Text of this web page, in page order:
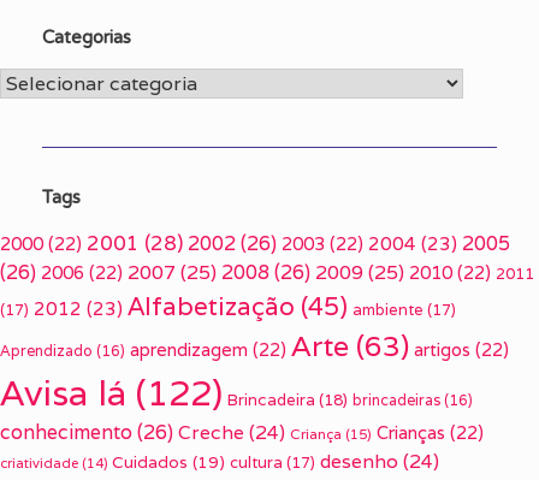
Categorias
Categorias
Tags
2000 (22) 2001 (28) 2002(26) 2003 (22) 2004 (23) 2005
(26) 2006 (22) 2007 (25) 2008(26) 2009(25) 2010 (22) 2011
(17) 2012 (23) Alfabetização (45) ambiente (17)
Aprendizado (16) aprendizagem (22) Arte (63) artigos (22)
Avisa lá (122) Brincadeira (18) brincadeiras (16)
conhecimento(26) Creche (24) Criança (15) Crianças (22)
criatividade (14) Cuidados (19) cultura (17) desenho (24)